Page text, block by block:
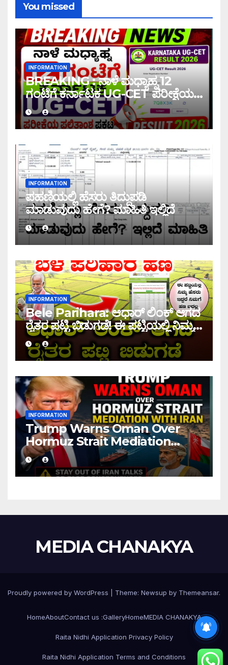
You missed
INFORMATION
BREAKING : ನಾಳೆ ಮಧ್ಯಾಹ್ನ 12
ಗಂಟೆಗೆ ಕರ್ನಾಟಕ UG-CET ಪರೀಕ್ಷೆಯ
ಫಲಿತಾಂಶ ಪ್ರಕಟ |UG-CET Result
2026
INFORMATION
ಪಹಣಿಯಲ್ಲಿ ಹೆಸರು ತಿದ್ದುಪಡಿ
ಮಾಡುವುದು ಹೇಗೆ? ಮಾಹಿತಿ ಇಲ್ಲಿದೆ
INFORMATION
Bele Parihara: ಆಧಾರ್ ಲಿಂಕ್ ಆಗದ
ರೈತರ ಪಟ್ಟಿ ಬಿಡುಗಡೆ! ಈ ಪಟ್ಟಿಯಲ್ಲಿ ನಿಮ್ಮ
ಹೆಸರು ಇದ್ದರೆ ನಿಮಗೆ ಹಣ ಜಮಾ ಆಗಲ್ಲ !
INFORMATION
Trump Warns Oman Over
Hormuz Strait Mediation
With Iran
MEDIA CHANAKYA
Proudly powered by WordPress Theme: Newsup by Themeansar.
HomeAboutContact us :GalleryHomeMEDIA CHANAKYA
Raita Nidhi Application Privacy Policy
Raita Nidhi Application Terms and Conditions